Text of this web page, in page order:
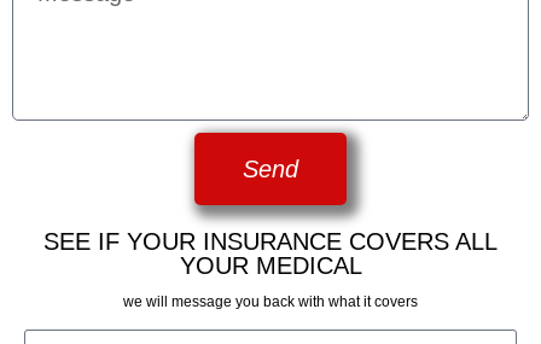
Send
SEE IF YOUR INSURANCE COVERS ALL
YOUR MEDICAL
we will message you back with what it covers